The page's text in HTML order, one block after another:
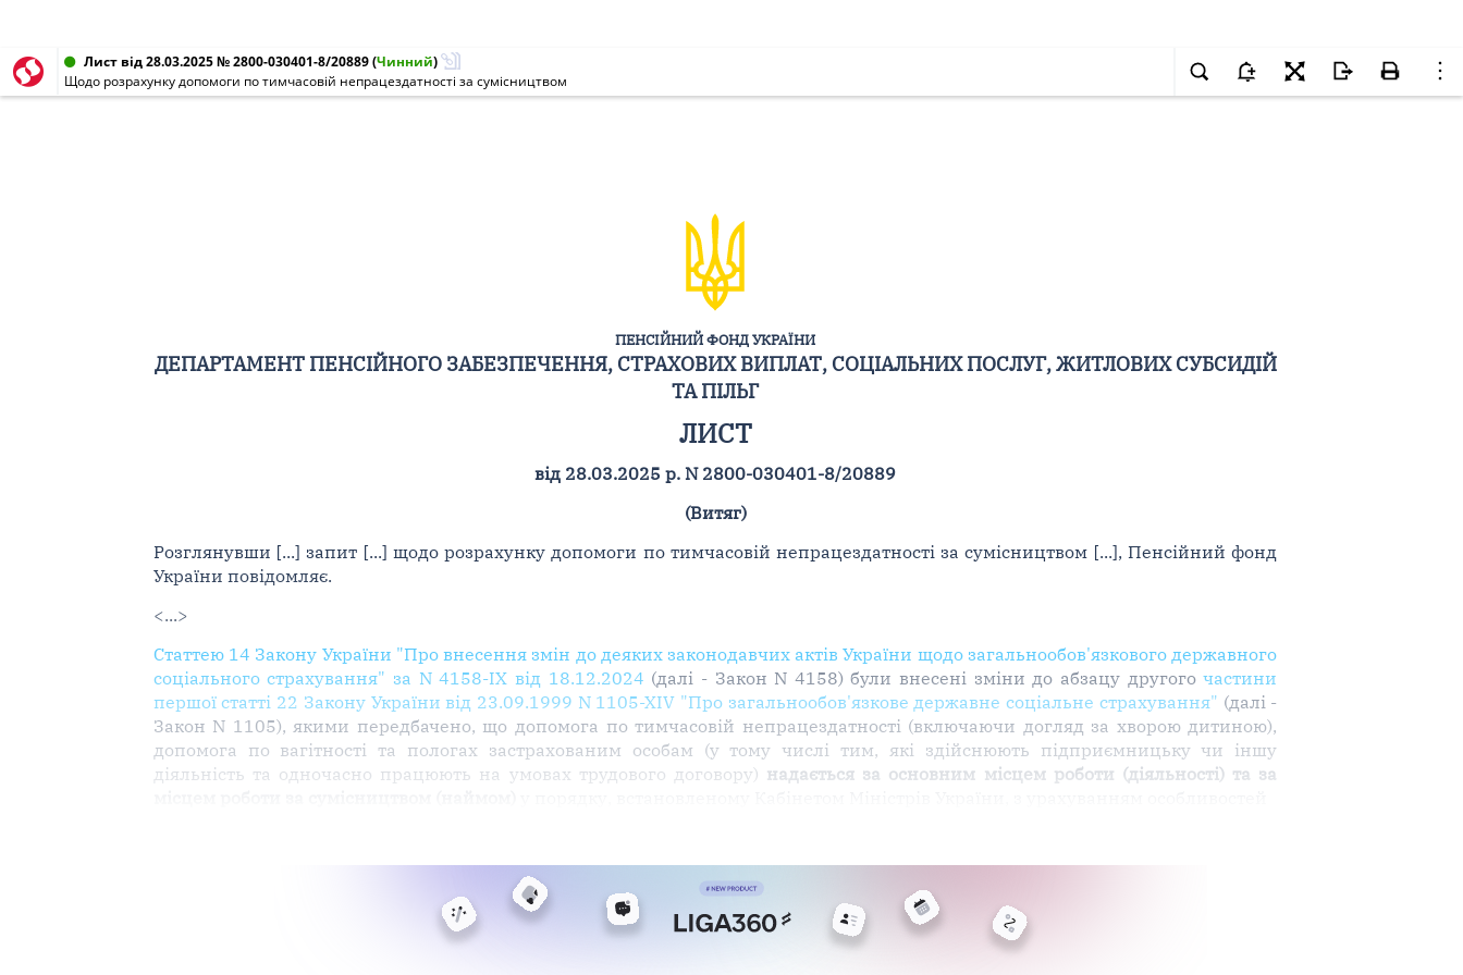
Лист від 28.03.2025 № 2800-030401-8/20889(Чинний)
Щодо розрахунку допомоги по тимчасовій непрацездатності за сумісництвом
ПЕНСІЙНИЙ ФОНД УКРАЇНИ
ДЕПАРТАМЕНТ ПЕНСІЙНОГО ЗАБЕЗПЕЧЕННЯ, СТРАХОВИХ ВИПЛАТ, СОЦІАЛЬНИХ ПОСЛУГ, ЖИТЛОВИХ СУБСИДІЙ
ТА ПІЛЬГ
ЛИСТ
від 28.03.2025 р. N 2800-030401-8/20889
(Витяг)
Розглянувши [...] запит [...] щодо розрахунку допомоги по тимчасовій непрацездатності за сумісництвом [...], Пенсійний фонд
України повідомляє.
<...>
Статтею 14 Закону України "Про внесення змін до деяких законодавчих актів України щодо загальнообов'язкового державного
соціального страхування" за N 4158-IX від 18.12.2024 (далі - Закон N 4158) були внесені зміни до абзацу другогочастини
першої статті 22 Закону України від 23.09.1999 N 1105-XIV "Про загальнообов'язкове державне соціальне страхування" (далі -
Закон N 1105), якими передбачено, що допомога по тимчасовій непрацездатності (включаючи догляд за хворою дитиною),
допомога по вагітності та пологах застрахованим особам (у тому числі тим, які здійснюють підприємницьку чи іншу
діяльність та одночасно працюють на умовах трудового договору) надається за основним місцем роботи (діяльності) та за